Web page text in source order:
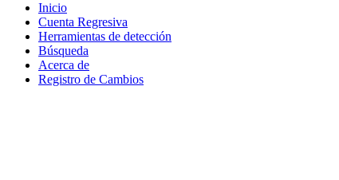
Inicio
Cuenta Regresiva
Herramientas de detección
Búsqueda
Acerca de
Registro de Cambios